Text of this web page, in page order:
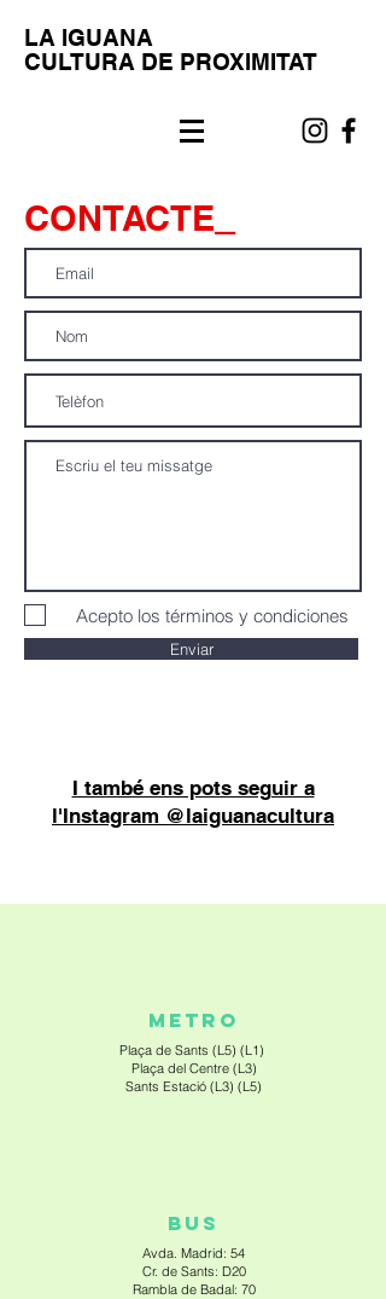
LA IGUANA
CULTURA DE PROXIMITAT
CONTACTE
Acepto los términos y condiciones
Enviar
I també ens pots seguir a
l'Instagram @laiguanacultura
METRO
Plaça de Sants (L5) (L1)
Plaça del Centre (L3)
Sants Estació (L3) (L5)
BUS
Avda. Madrid: 54
Cr. de Sants: D20
Rambla de Badal: 70